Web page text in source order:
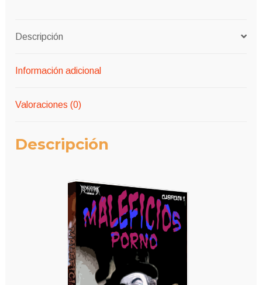
Descripción
Información adicional
Valoraciones (0)
Descripción